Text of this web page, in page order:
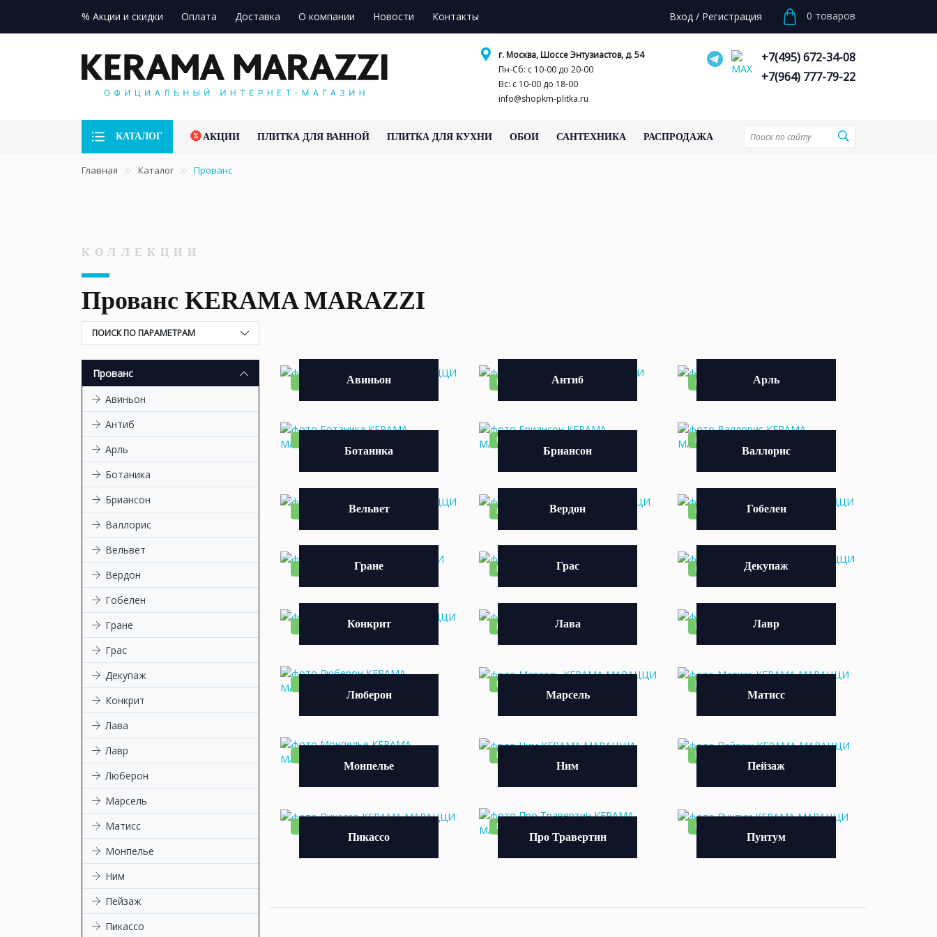
% Акции и скидки Оплата Доставка О компании Новости Контакты Вход / Регистрация 0 товаров
г. Москва, Шоссе Энтузиастов, д. 54
Пн-Сб: с 10-00 до 20-00
Вс: с 10-00 до 18-00
info@shopkm-plitka.ru
+7(495) 672-34-08
+7(964) 777-79-22
КАТАЛОГ АКЦИИ ПЛИТКА ДЛЯ ВАННОЙ ПЛИТКА ДЛЯ КУХНИ ОБОИ САНТЕХНИКА РАСПРОДАЖА
Главная Каталог Прованс
КОЛЛЕКЦИИ
Прованс KERAMA MARAZZI
ПОИСК ПО ПАРАМЕТРАМ
Прованс
Авиньон
Антиб
Арль
Ботаника
Бриансон
Валлорис
Вельвет
Вердон
Гобелен
Гране
Грас
Декупаж
Конкрит
Лава
Лавр
Люберон
Марсель
Матисс
Монпелье
Ним
Пейзаж
Пикассо
Авиньон НОВИНКА Антиб НОВИНКА Арль
Ботаника
НОВИНКА
Бриансон
НОВИНКА
Валлорис
Вельвет НОВИНКА Вердон НОВИНКА Гобелен
Гране НОВИНКА Грас НОВИНКА Декупаж
Конкрит НОВИНКА Лава НОВИНКА Лавр
Люберон
НОВИНКА
Марсель
НОВИНКА
Матисс
Монпелье
НОВИНКА
Ним
НОВИНКА
Пейзаж
Пикассо
НОВИНКА
Про Травертин
НОВИНКА
Пунтум